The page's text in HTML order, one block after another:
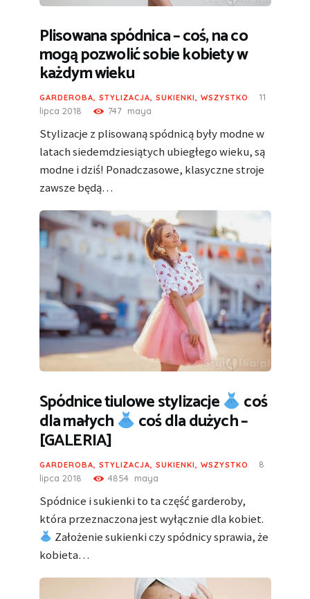
Plisowana spódnica – coś, na co
mogą pozwolić sobie kobiety w
każdym wieku
GARDEROBA, STYLIZACJA, SUKIENKI, WSZYSTKO
11
lipca 2018
747 maya
Stylizacje z plisowaną spódnicą były modne w
latach siedemdziesiątych ubiegłego wieku, są
modne i dziś! Ponadczasowe, klasyczne stroje
zawsze będą…
Spódnice tiulowe stylizacje coś
dla małych coś dla dużych –
[GALERIA]
GARDEROBA STYLIZACJA SUKIENKI WSZYSTKO
8
lipca 2018
4854 maya
Spódnice i sukienki to ta część garderoby,
która przeznaczona jest wyłącznie dla kobiet.
Założenie sukienki czy spódnicy sprawia, że
kobieta…